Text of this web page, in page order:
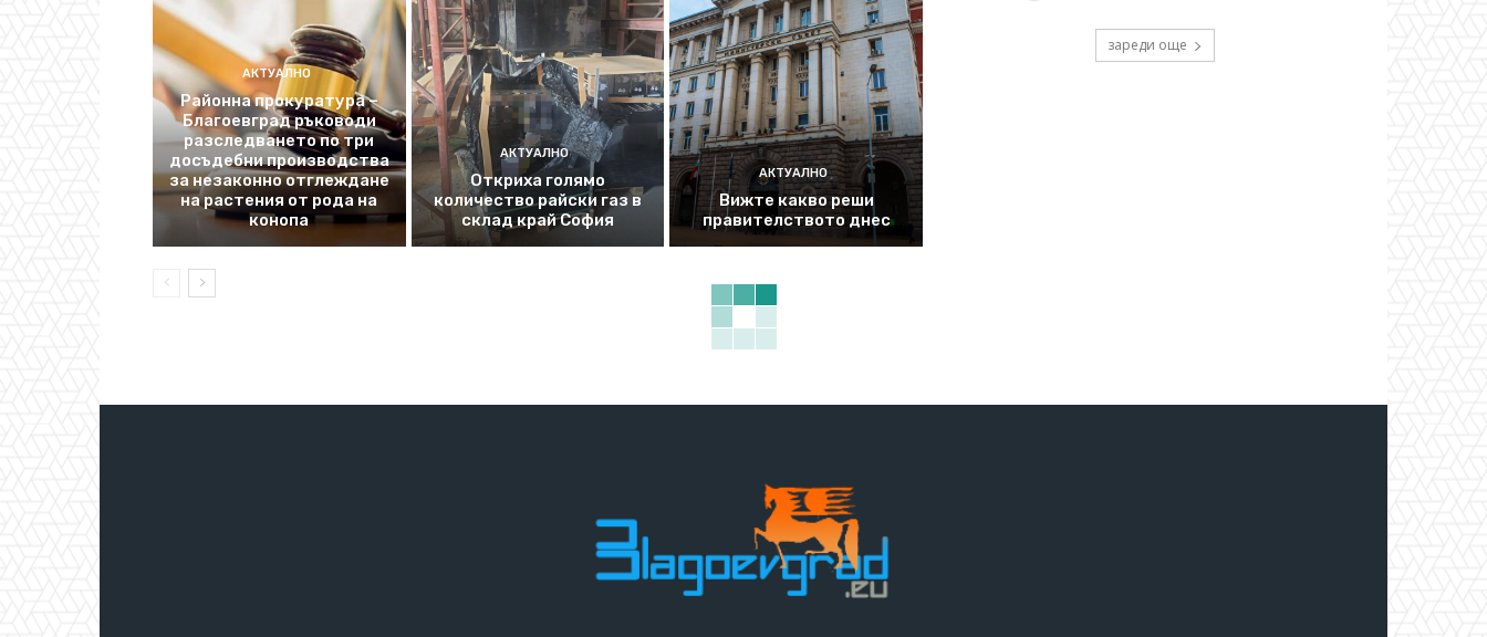
АКТУАЛНО
Районна прокуратура –
Благоевград ръководи
разследването по три
досъдебни производства
за незаконно отглеждане
на растения от рода на
конопа
АКТУАЛНО
Откриха голямо
количество райски газ в
склад край София
АКТУАЛНО
Вижте какво реши
правителството днес
зареди още